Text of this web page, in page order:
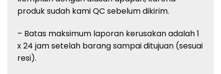
produk sudah kami QC sebelum dikirim.
– Batas maksimum laporan kerusakan adalah 1
x 24 jam setelah barang sampai ditujuan (sesuai
resi).